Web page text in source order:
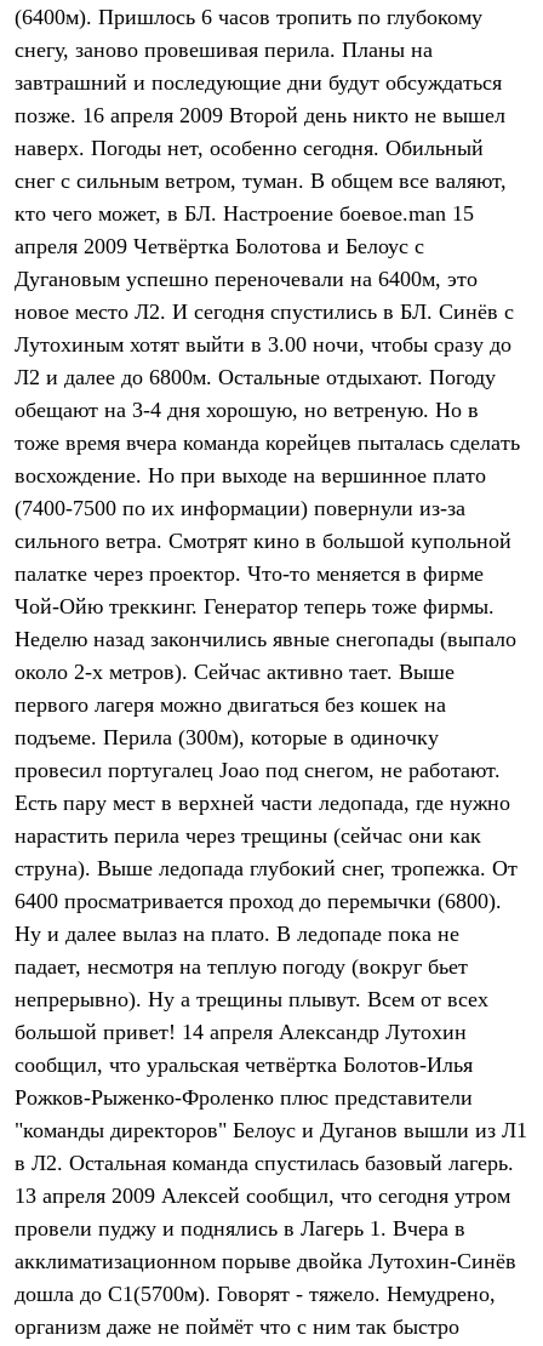
Брюки
Лёгкая одежда
Рубашки
Футболки
Толстовки
Брюки
Термобелье
Легкое термобелье
Флисовая одежда
Куртки
Брюки
Детская одежда
Утепленная пухом
Комбинезоны
Куртки
Брюки
Утепленная синтетикой
Комбинезоны
Куртки
Лёгкая одежда
Футболки
Брюки
Софтшелл одежда
Куртки
Флисовая одежда
Куртки
Брюки
Комбинезоны
Термобелье
Комплект термобелья
Снаряжение
Палатки и тенты
Палатки
Тенты
Аксессуары для палаток
Рюкзаки
Легкоходные
Альпинистские
Городские
Аксессуары для рюкзаков
Спальные мешки
Пуховые
С синтетическим утеплителем
Аксессуары для спальников
Сумки и баулы
Баулы
Кошельки
Сумки
Полезные аксессуары
Книги
(6400м). Пришлось 6 часов тропить по глубокому
снегу, заново провешивая перила. Планы на
завтрашний и последующие дни будут обсуждаться
позже. 16 апреля 2009 Второй день никто не вышел
наверх. Погоды нет, особенно сегодня. Обильный
снег с сильным ветром, туман. В общем все валяют,
кто чего может, в БЛ. Настроение боевое.man 15
апреля 2009 Четвёртка Болотова и Белоус с
Дугановым успешно переночевали на 6400м, это
новое место Л2. И сегодня спустились в БЛ. Синёв с
Лутохиным хотят выйти в 3.00 ночи, чтобы сразу до
Л2 и далее до 6800м. Остальные отдыхают. Погоду
обещают на 3-4 дня хорошую, но ветреную. Но в
тоже время вчера команда корейцев пыталась сделать
восхождение. Но при выходе на вершинное плато
(7400-7500 по их информации) повернули из-за
сильного ветра. Смотрят кино в большой купольной
палатке через проектор. Что-то меняется в фирме
Чой-Ойю треккинг. Генератор теперь тоже фирмы.
Неделю назад закончились явные снегопады (выпало
около 2-х метров). Сейчас активно тает. Выше
первого лагеря можно двигаться без кошек на
подъеме. Перила (300м), которые в одиночку
провесил португалец Joao под снегом, не работают.
Есть пару мест в верхней части ледопада, где нужно
нарастить перила через трещины (сейчас они как
струна). Выше ледопада глубокий снег, тропежка. От
6400 просматривается проход до перемычки (6800).
Ну и далее вылаз на плато. В ледопаде пока не
падает, несмотря на теплую погоду (вокруг бьет
непрерывно). Ну а трещины плывут. Всем от всех
большой привет! 14 апреля Александр Лутохин
сообщил, что уральская четвёртка Болотов-Илья
Рожков-Рыженко-Фроленко плюс представители
"команды директоров" Белоус и Дуганов вышли из Л1
в Л2. Остальная команда спустилась базовый лагерь.
13 апреля 2009 Алексей сообщил, что сегодня утром
провели пуджу и поднялись в Лагерь 1. Вчера в
акклиматизационном порыве двойка Лутохин-Синёв
дошла до С1(5700м). Говорят - тяжело. Немудрено,
организм даже не поймёт что с ним так быстро